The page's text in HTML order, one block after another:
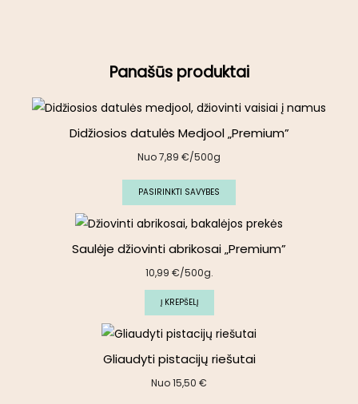
Panašūs produktai
Didžiosios datulės Medjool „Premium”
Nuo7,89 €/500g
PASIRINKTI SAVYBES
Saulėje džiovinti abrikosai „Premium”
10,99 €/500g.
Į KREPŠELĮ
Gliaudyti pistacijų riešutai
Nuo15,50 €